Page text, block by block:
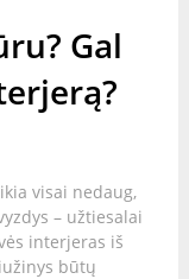
Gal
visai nedaug,
– užtiesalai
interjeras iš
būtų